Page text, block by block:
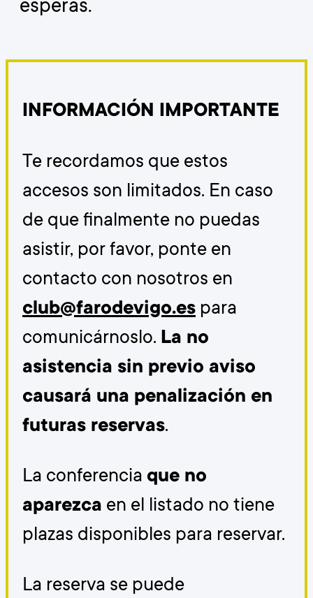
esperas.
INFORMACIÓN IMPORTANTE
Te recordamos que estos
accesos son limitados. En caso
de que finalmente no puedas
asistir, por favor, ponte en
contacto con nosotros en
club@farodevigo.es para
comunicárnoslo. La no
asistencia sin previo aviso
causará una penalización en
futuras reservas.
La conferencia que no
aparezca en el listado no tiene
plazas disponibles para reservar.
La reserva se puede